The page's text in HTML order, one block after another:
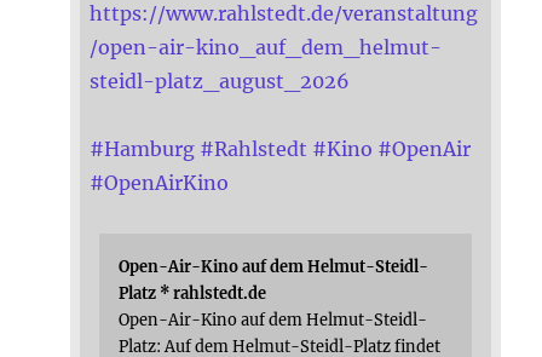
https://www.rahlstedt.de/veranstaltung
/open-air-kino_auf_dem_helmut-
steidl-platz_august_2026
#Hamburg #Rahlstedt #Kino #OpenAir
#OpenAirKino
Open-Air-Kino auf dem Helmut-Steidl-
Platz * rahlstedt.de
Open-Air-Kino auf dem Helmut-Steidl-
Platz: Auf dem Helmut-Steidl-Platz findet